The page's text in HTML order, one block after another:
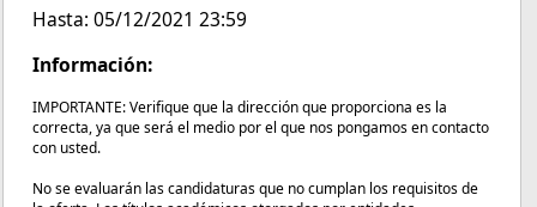
Hasta: 05/12/2021 23:59
Información:
IMPORTANTE: Verifique que la dirección que proporciona es la
correcta, ya que será el medio por el que nos pongamos en contacto
con usted.
No se evaluarán las candidaturas que no cumplan los requisitos de